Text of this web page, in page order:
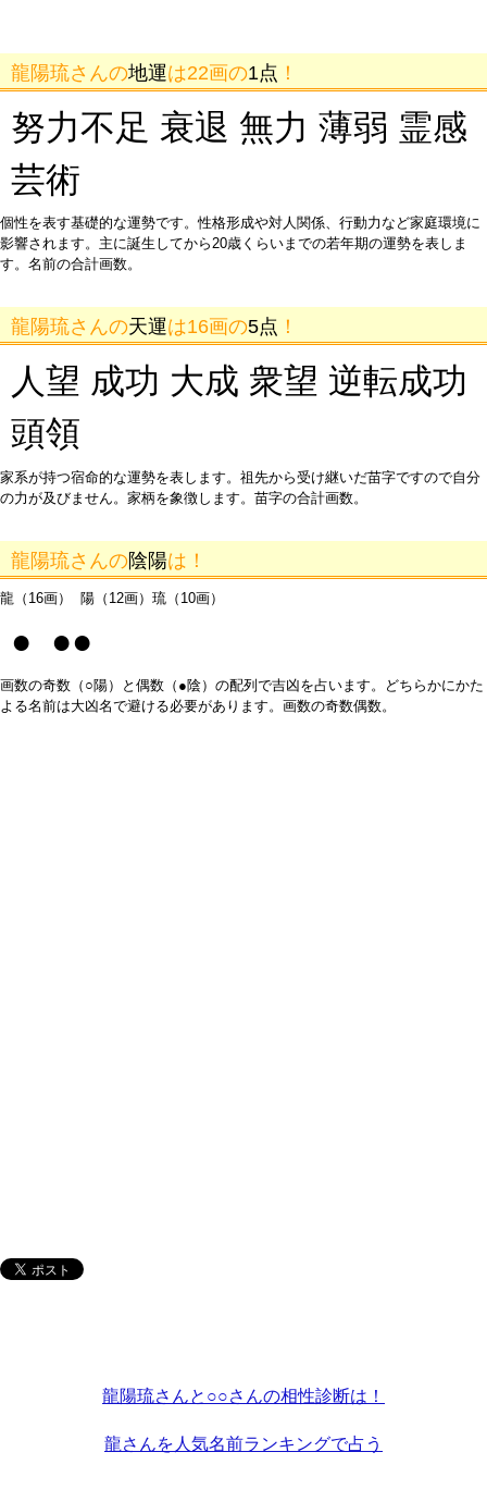
龍陽琉さんの地運は22画の1点 ！
努力不足 衰退 無力 薄弱 霊感
芸術
個性を表す基礎的な運勢です。性格形成や対人関係、行動力など家庭環境に
影響されます。主に誕生してから20歳くらいまでの若年期の運勢を表しま
す。名前の合計画数。
龍陽琉さんの天運は16画の5点 ！
人望 成功 大成 衆望 逆転成功
頭領
家系が持つ宿命的な運勢を表します。祖先から受け継いだ苗字ですので自分
の力が及びません。家柄を象徴します。苗字の合計画数。
龍陽琉さんの陰陽は！
龍（16画） 陽（12画）琉（10画）
● ●●
画数の奇数（○陽）と偶数（●陰）の配列で吉凶を占います。どちらかにかた
よる名前は大凶名で避ける必要があります。画数の奇数偶数。
龍陽琉さんと○○さんの相性診断は！
龍さんを人気名前ランキングで占う